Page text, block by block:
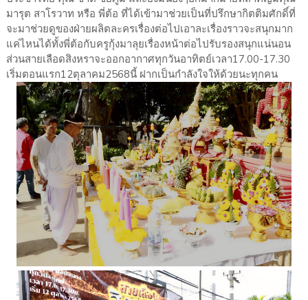
มารุต สาโรวาท หรือ พี่ต้อ ที่ได้เข้ามาช่วยเป็นที่ปรึกษากิตติมศักดิ์ที่
จะมาช่วยดูของฝ่ายผลิตละครเรื่องต่อไปเอาละเรื่องราวจะสนุกมาก
แค่ไหนได้ทั้งพี่ต้อกับครูกุ้งมาลุยเรื่องหน้าต่อไปรับรองสนุกแน่นอน
ส่วนสายเลือดสิงหราจะออกอากาศทุกวันอาทิตย์เวลา17.00-17.30
เริ่มตอนแรก12ตุลาคม2568นี้ ฝากเป็นกำลังใจให้ด้วยนะทุกคน